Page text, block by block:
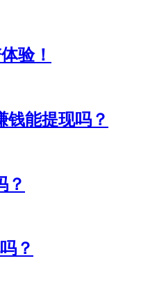
验！
钱能提现吗？
？
？